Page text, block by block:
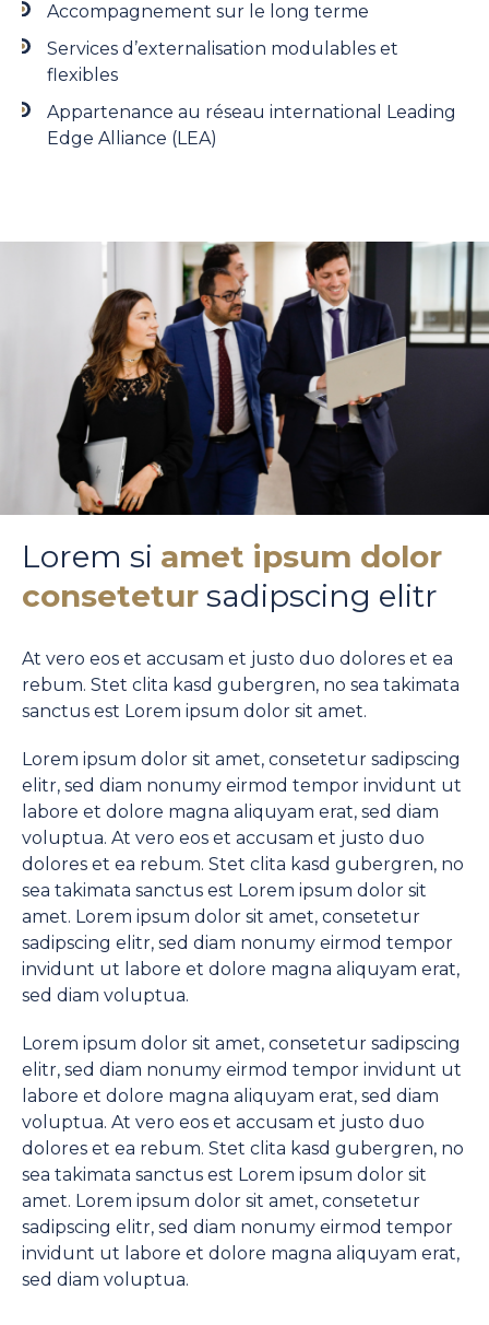
Accompagnement sur le long terme
Services d’externalisation modulables et
flexibles
Appartenance au réseau international Leading
Edge Alliance (LEA)
Lorem si amet ipsum dolor
consetetur sadipscing elitr
At vero eos et accusam et justo duo dolores et ea
rebum. Stet clita kasd gubergren, no sea takimata
sanctus est Lorem ipsum dolor sit amet.
Lorem ipsum dolor sit amet, consetetur sadipscing
elitr, sed diam nonumy eirmod tempor invidunt ut
labore et dolore magna aliquyam erat, sed diam
voluptua. At vero eos et accusam et justo duo
dolores et ea rebum. Stet clita kasd gubergren, no
sea takimata sanctus est Lorem ipsum dolor sit
amet. Lorem ipsum dolor sit amet, consetetur
sadipscing elitr, sed diam nonumy eirmod tempor
invidunt ut labore et dolore magna aliquyam erat,
sed diam voluptua.
Lorem ipsum dolor sit amet, consetetur sadipscing
elitr, sed diam nonumy eirmod tempor invidunt ut
labore et dolore magna aliquyam erat, sed diam
voluptua. At vero eos et accusam et justo duo
dolores et ea rebum. Stet clita kasd gubergren, no
sea takimata sanctus est Lorem ipsum dolor sit
amet. Lorem ipsum dolor sit amet, consetetur
sadipscing elitr, sed diam nonumy eirmod tempor
invidunt ut labore et dolore magna aliquyam erat,
sed diam voluptua.